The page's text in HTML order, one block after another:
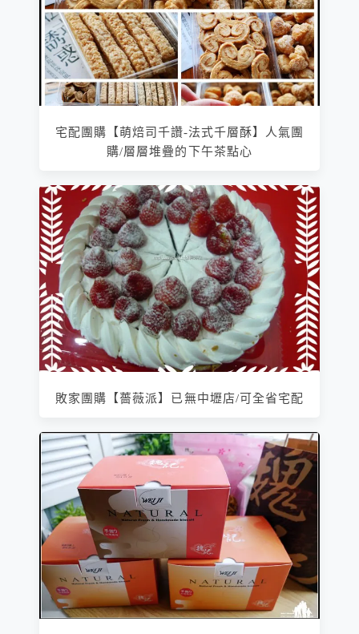
宅配團購【萌焙司千讚-法式千層酥】人氣團
購/層層堆疊的下午茶點心
敗家團購【薔薇派】已無中壢店/可全省宅配